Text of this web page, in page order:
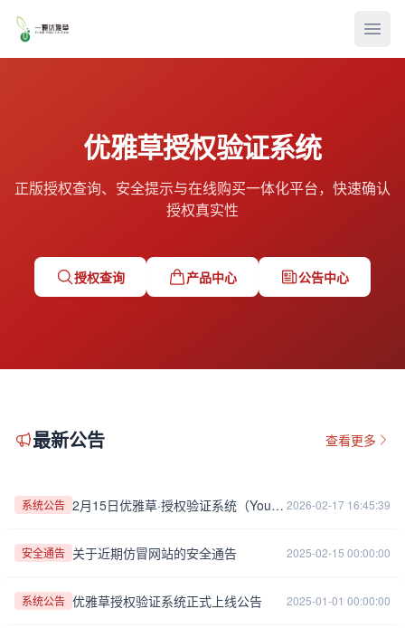
打开
优雅草授权验证系统
正版授权查询、安全提示与在线购买一体化平台，快速确认
授权真实性
授权查询 产品中心 公告中心
最新公告 查看更多
系统公告 2月15日优雅草·授权验证系统（YouyacaoVerify）正式上线 2026-02-17 16:45:39
安全通告 关于近期仿冒网站的安全通告 2025-02-15 00:00:00
系统公告 优雅草授权验证系统正式上线公告 2025-01-01 00:00:00